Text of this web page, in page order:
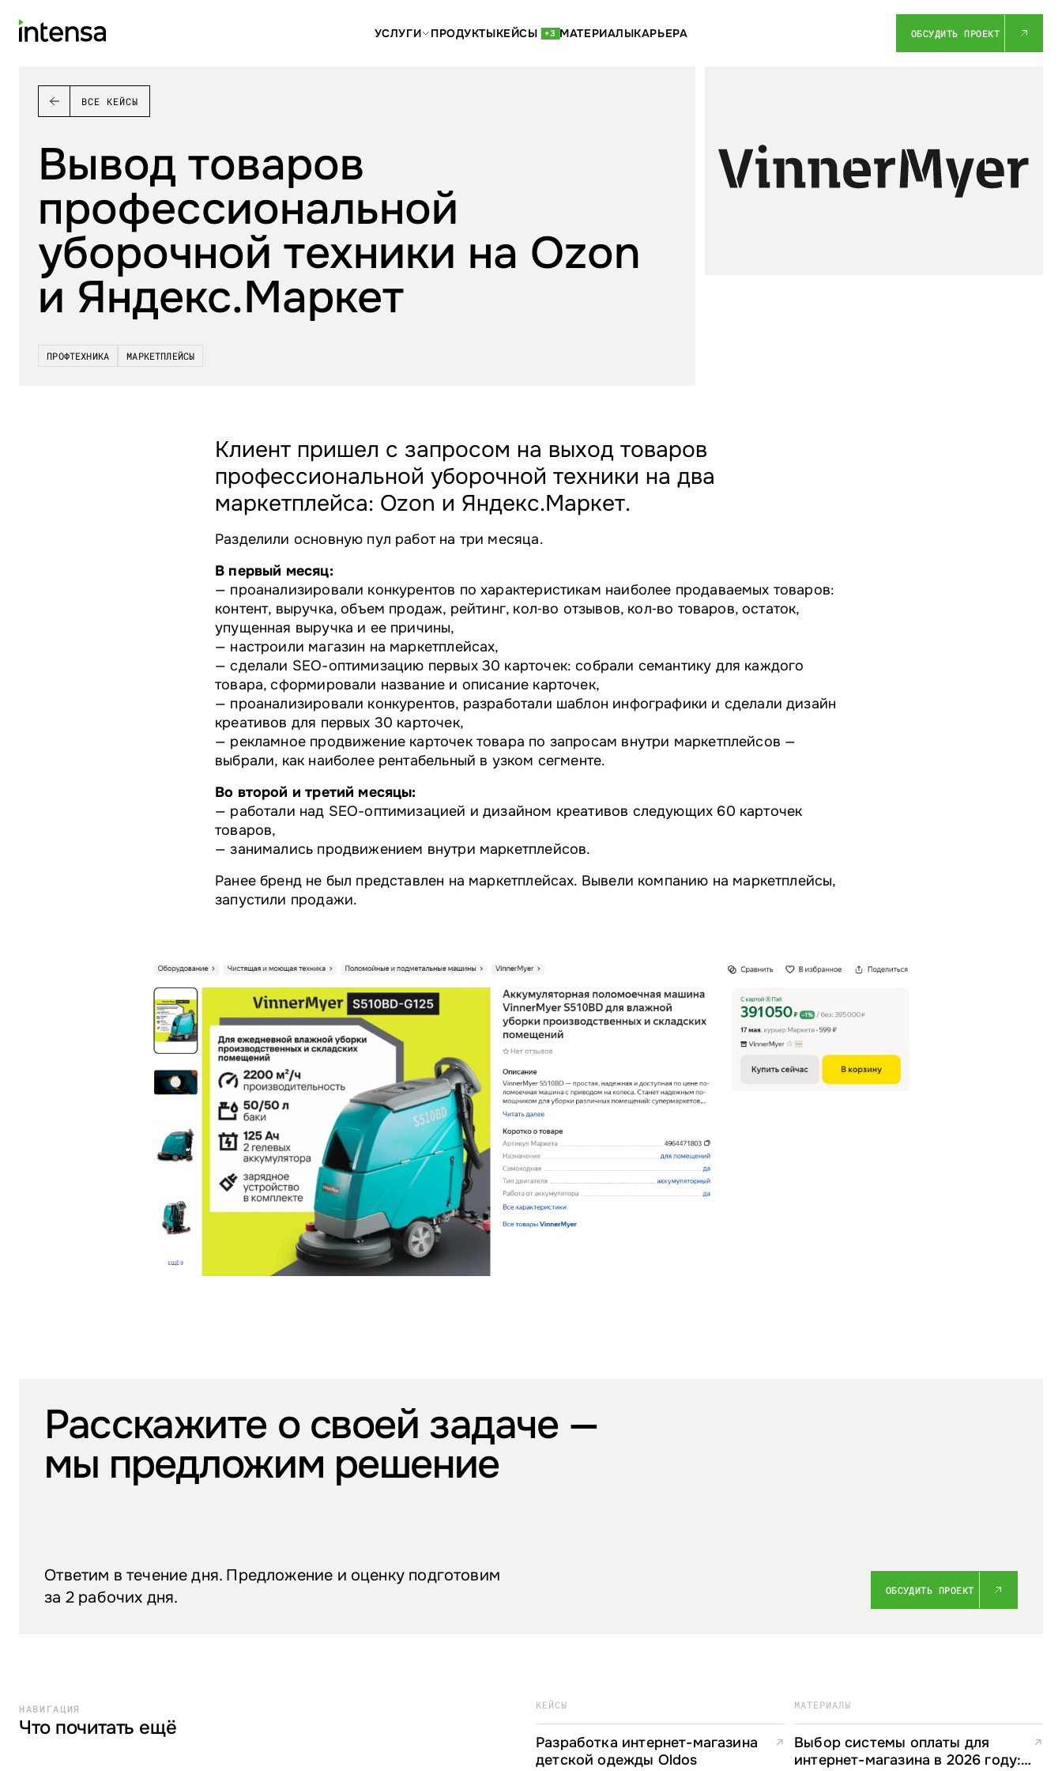
УСЛУГИ ПРОДУКТЫКЕЙСЫ +3 МАТЕРИАЛЫКАРЬЕРА ОБСУДИТЬ ПРОЕКТ
ВСЕ КЕЙСЫ
Вывод товаров
профессиональной
уборочной техники на Ozon
и Яндекс.Маркет
ПРОФТЕХНИКА МАРКЕТПЛЕЙСЫ
Клиент пришел с запросом на выход товаров
профессиональной уборочной техники на два
маркетплейса: Ozon и Яндекс.Маркет.
Разделили основную пул работ на три месяца.
В первый месяц:
— проанализировали конкурентов по характеристикам наиболее продаваемых товаров:
контент, выручка, объем продаж, рейтинг, кол‑во отзывов, кол‑во товаров, остаток,
упущенная выручка и ее причины,
— настроили магазин на маркетплейсах,
— сделали SEO-оптимизацию первых 30 карточек: собрали семантику для каждого
товара, сформировали название и описание карточек,
— проанализировали конкурентов, разработали шаблон инфографики и сделали дизайн
креативов для первых 30 карточек,
— рекламное продвижение карточек товара по запросам внутри маркетплейсов —
выбрали, как наиболее рентабельный в узком сегменте.
Во второй и третий месяцы:
— работали над SEO-оптимизацией и дизайном креативов следующих 60 карточек
товаров,
— занимались продвижением внутри маркетплейсов.
Ранее бренд не был представлен на маркетплейсах. Вывели компанию на маркетплейсы,
запустили продажи.
Расскажите о своей задаче —
мы предложим решение
Ответим в течение дня. Предложение и оценку подготовим
за 2 рабочих дня.
ОБСУДИТЬ ПРОЕКТ
НАВИГАЦИЯ
Что почитать ещё
КЕЙСЫ
Разработка интернет-магазина
детской одежды Oldos
↗
МАТЕРИАЛЫ
Выбор системы оплаты для
интернет-магазина в 2026 году:
↗